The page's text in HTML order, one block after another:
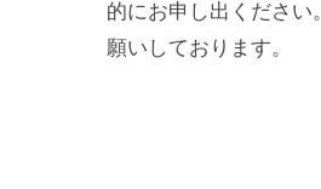
的にお申し出くださ
願いしております。